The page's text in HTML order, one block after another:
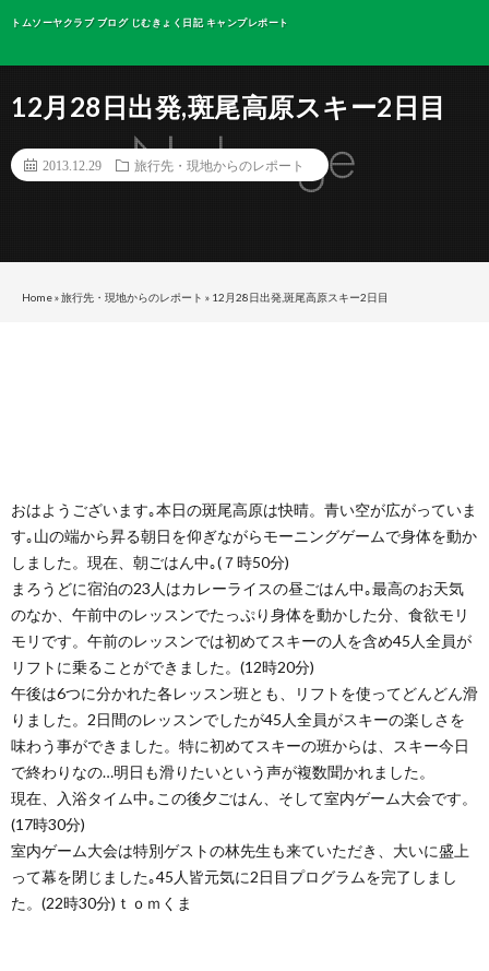
トムソーヤクラブ ブログ じむきょく日記 キャンプレポート
12月28日出発,斑尾高原スキー2日目
2013.12.29 旅行先・現地からのレポート
Home»旅行先・現地からのレポート » 12月28日出発,斑尾高原スキー2日目
おはようございます｡本日の斑尾高原は快晴。青い空が広がっていま
す｡山の端から昇る朝日を仰ぎながらモーニングゲームで身体を動か
しました。現在、朝ごはん中｡(７時50分)
まろうどに宿泊の23人はカレーライスの昼ごはん中｡最高のお天気
のなか、午前中のレッスンでたっぷり身体を動かした分、食欲モリ
モリです。午前のレッスンでは初めてスキーの人を含め45人全員が
リフトに乗ることができました。(12時20分)
午後は6つに分かれた各レッスン班とも、リフトを使ってどんどん滑
りました。2日間のレッスンでしたが45人全員がスキーの楽しさを
味わう事ができました。特に初めてスキーの班からは、スキー今日
で終わりなの…明日も滑りたいという声が複数聞かれました。
現在、入浴タイム中｡この後夕ごはん、そして室内ゲーム大会です。
(17時30分)
室内ゲーム大会は特別ゲストの林先生も来ていただき、大いに盛上
って幕を閉じました｡45人皆元気に2日目プログラムを完了しまし
た。(22時30分)ｔｏｍくま